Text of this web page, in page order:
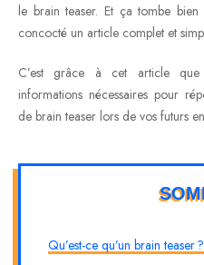
le brain teaser. Et ça tombe
concocté un article complet et
C’est grâce à cet article
informations nécessaires pour
de brain teaser lors de vos futurs
Qu’est-ce qu’un brain teaser ?